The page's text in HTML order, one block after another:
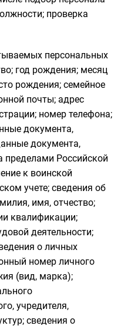
проверка
персональных
год рождения; месяц
рождения; семейное
почты; адрес
номер телефона;
документа,
документа,
пределами Российской
к воинской
учете; сведения об
имя, отчество;
квалификации;
деятельности;
о личных
номер личного
(вид, марка);
учредителя,
сведения о